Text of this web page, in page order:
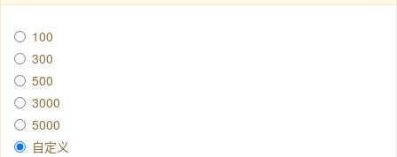
100
300
500
3000
5000
自定义